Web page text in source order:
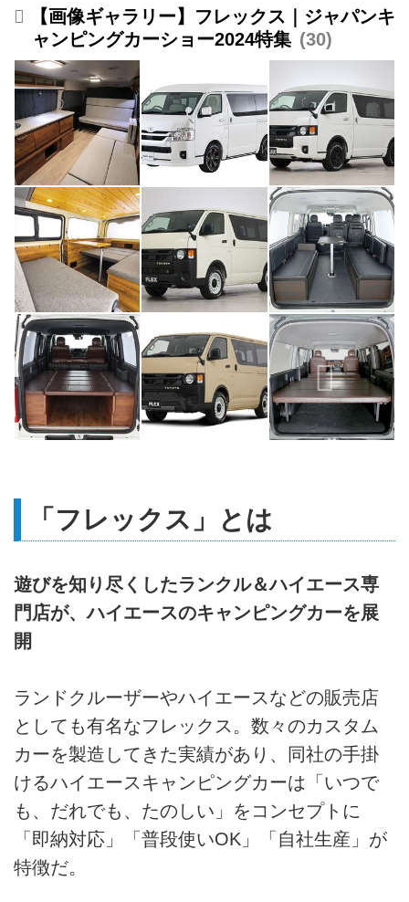
【画像ギャラリー】フレックス｜ジャパンキ
ャンピングカーショー2024特集
30
「フレックス」とは
遊びを知り尽くしたランクル＆ハイエース専
門店が、ハイエースのキャンピングカーを展
開
ランドクルーザーやハイエースなどの販売店
としても有名なフレックス。数々のカスタム
カーを製造してきた実績があり、同社の手掛
けるハイエースキャンピングカーは「いつで
も、だれでも、たのしい」をコンセプトに
「即納対応」「普段使いOK」「自社生産」が
特徴だ。